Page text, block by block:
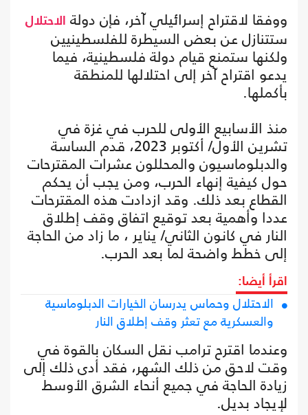
ووفقا لاقتراح إسرائيلي آخر، فإن دولة
الاحتلال
ستتنازل عن بعض السيطرة للفلسطينيين
ولكنها ستمنع قيام دولة فلسطينية، فيما
يدعو اقتراح آخر إلى احتلالها للمنطقة
بأكملها.
منذ الأسابيع الأولى للحرب في غزة في
تشرين الأول/ أكتوبر 2023، قدم الساسة
والدبلوماسيون والمحللون عشرات المقترحات
حول كيفية إنهاء الحرب، ومن يجب أن يحكم
القطاع بعد ذلك. وقد ازدادت هذه المقترحات
عددا وأهمية بعد توقيع اتفاق وقف إطلاق
النار في كانون الثاني/ يناير ، ما زاد من الحاجة
إلى خطط واضحة لما بعد الحرب.
اقرأ أيضا:
الاحتلال وحماس يدرسان الخيارات الدبلوماسية
والعسكرية مع تعثر وقف إطلاق النار
وعندما اقترح ترامب نقل السكان بالقوة في
وقت لاحق من ذلك الشهر، فقد أدى ذلك إلى
زيادة الحاجة في جميع أنحاء الشرق الأوسط
لإيجاد بديل.